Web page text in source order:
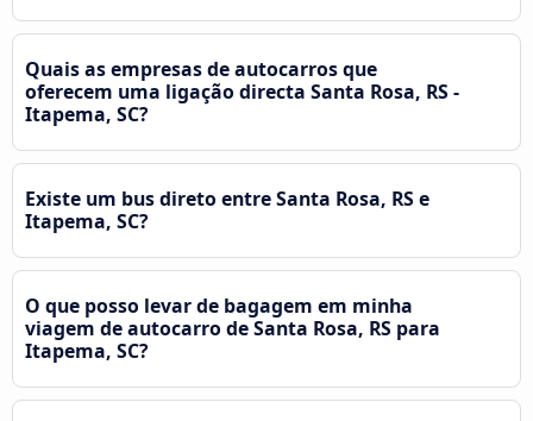
Quais as empresas de autocarros que
oferecem uma ligação directa Santa Rosa, RS -
Itapema, SC?
Existe um bus direto entre Santa Rosa, RS e
Itapema, SC?
O que posso levar de bagagem em minha
viagem de autocarro de Santa Rosa, RS para
Itapema, SC?